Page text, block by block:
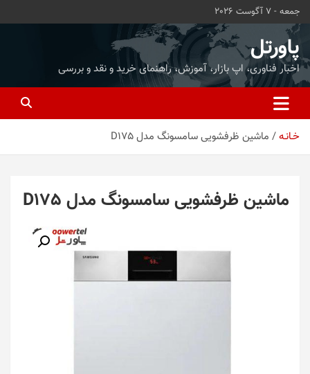
محتوا
بروید
جمعه - 7 آگوست 2026
پاورتل
اخبار فناوری، اپ بازار، آموزش، راهنمای خرید و نقد و بررسی
خـانـه ماشین ظرفشویی سامسونگ مدل D175
ماشین ظرفشویی سامسونگ مدل D175